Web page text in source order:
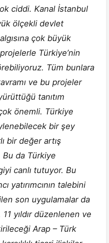
ciddi. Kanal İstanbul
ölçekli devlet
çok büyük
Türkiye’nin
Tüm bunlara
ve bu projeler
tanıtım
önemli. Türkiye
bir şey
bir değer artış
Bu da Türkiye
canlı tutuyor. Bu
yatırımcının talebini
son uygulamalar da
yıldır düzenlenen ve
Arap – Türk